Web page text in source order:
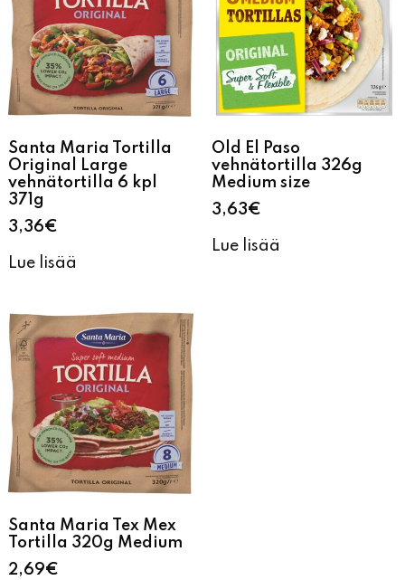
Santa Maria Tortilla
Original Large
vehnätortilla 6 kpl
371g
3,36€
Lue lisää
Old El Paso
vehnätortilla 326g
Medium size
3,63€
Lue lisää
Santa Maria Tex Mex
Tortilla 320g Medium
2,69€